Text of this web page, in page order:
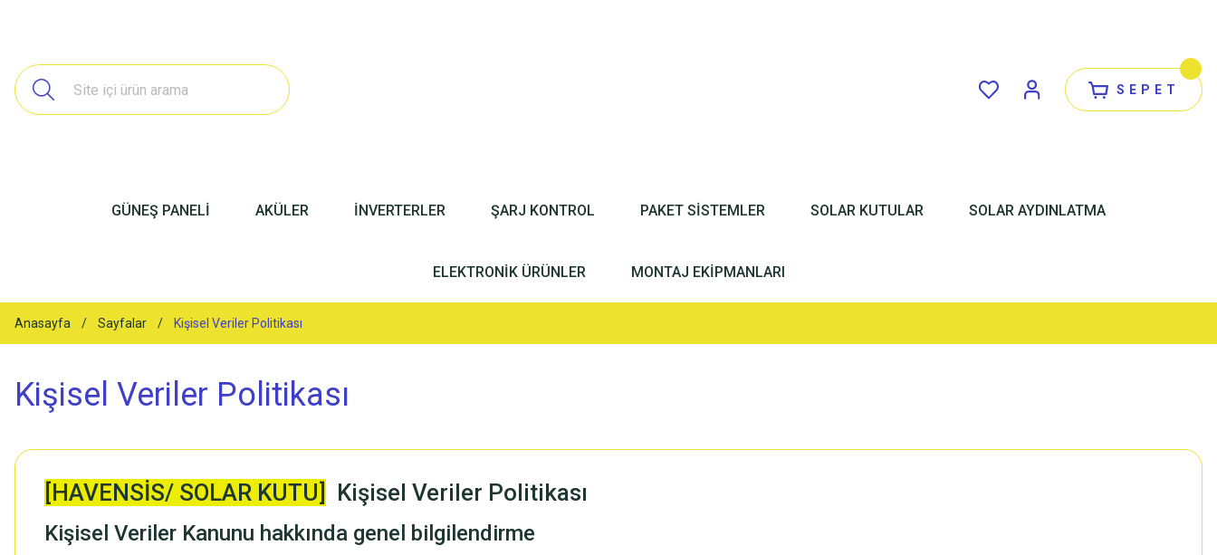
SEPET
GÜNEŞ PANELİ AKÜLER İNVERTERLER ŞARJ KONTROL PAKET SİSTEMLER SOLAR KUTULAR SOLAR AYDINLATMA
ELEKTRONİK ÜRÜNLER MONTAJ EKİPMANLARI
Anasayfa Sayfalar Kişisel Veriler Politikası
Kişisel Veriler Politikası
[HAVENSİS/ SOLAR KUTU] Kişisel Veriler Politikası
Kişisel Veriler Kanunu hakkında genel bilgilendirme